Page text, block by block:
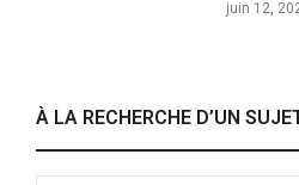
juin 12,
À LA RECHERCHE D’UN